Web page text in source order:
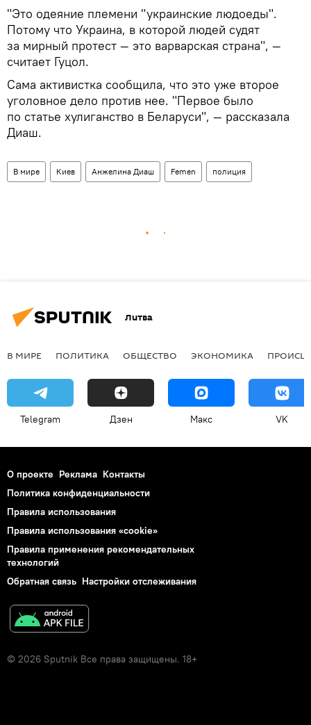
"Это одеяние племени "украинские людоеды".
Потому что Украина, в которой людей судят
за мирный протест — это варварская страна", —
считает Гуцол.
Сама активистка сообщила, что это уже второе
уголовное дело против нее. "Первое было
по статье хулиганство в Беларуси", — рассказала
Диаш.
В мире Киев Анжелина Диаш Femen полиция
Литва
В МИРЕ ПОЛИТИКА ОБЩЕСТВО ЭКОНОМИКА
Telegram Дзен Макс VK
О проекте Реклама Контакты
Политика конфиденциальности
Правила использования
Правила использования «cookie»
Правила применения рекомендательных
технологий
Обратная связь Настройки отслеживания
© 2026 Sputnik Все права защищены. 18+